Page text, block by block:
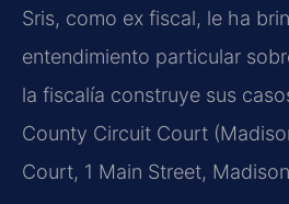
Sris, como ex fiscal, le ha
entendimiento particular
la fiscalía construye sus
County Circuit Court
Court, 1 Main Street,